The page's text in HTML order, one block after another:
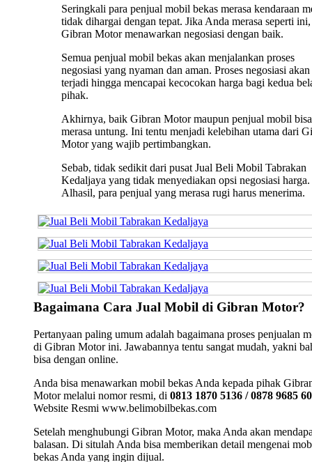
Seringkali para penjual mobil bekas merasa kendaraan
tidak dihargai dengan tepat. Jika Anda merasa seperti ini,
Gibran Motor menawarkan negosiasi dengan baik.
Semua penjual mobil bekas akan menjalankan proses
negosiasi yang nyaman dan aman. Proses negosiasi akan
terjadi hingga mencapai kecocokan harga bagi kedua
pihak.
Akhirnya, baik Gibran Motor maupun penjual mobil bisa
merasa untung. Ini tentu menjadi kelebihan utama dari
Motor yang wajib pertimbangkan.
Sebab, tidak sedikit dari pusat Jual Beli Mobil Tabrakan
Kedaljaya yang tidak menyediakan opsi negosiasi harga.
Alhasil, para penjual yang merasa rugi harus menerima.
Bagaimana Cara Jual Mobil di Gibran Motor?
Pertanyaan paling umum adalah bagaimana proses penjualan
di Gibran Motor ini. Jawabannya tentu sangat mudah, yakni
bisa dengan online.
Anda bisa menawarkan mobil bekas Anda kepada pihak
Motor melalui nomor resmi, di 0813 1870 5136 / 0878 9685
Website Resmi www.belimobilbekas.com
Setelah menghubungi Gibran Motor, maka Anda akan
balasan. Di situlah Anda bisa memberikan detail mengenai
bekas Anda yang ingin dijual.